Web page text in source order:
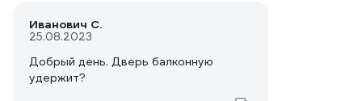
Иванович С.
25.08.2023
Добрый день. Дверь балконную
удержит?